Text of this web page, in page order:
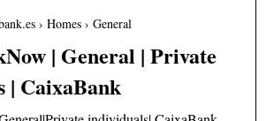
› Homes › General
| General | Private
| CaixaBank